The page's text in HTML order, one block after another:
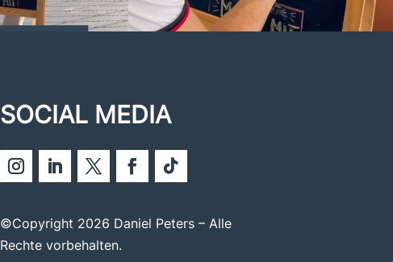
SOCIAL MEDIA
©Copyright 2026 Daniel Peters – Alle
Rechte vorbehalten.